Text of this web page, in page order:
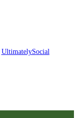
UltimatelySocial